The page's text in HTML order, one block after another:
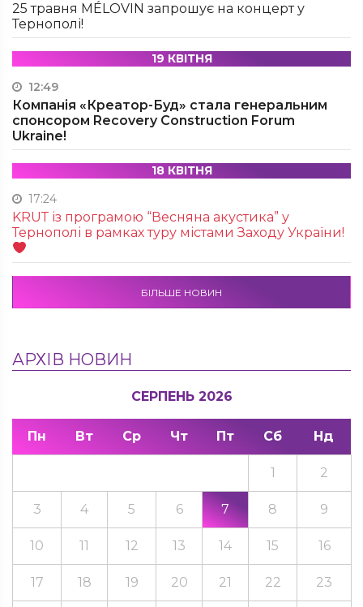
25 травня MÉLOVIN запрошує на концерт у
Тернополі!
19 КВІТНЯ
12:49
Компанія «Креатор-Буд» стала генеральним
спонсором Recovery Construction Forum
Ukraine!
18 КВІТНЯ
17:24
KRUТ із програмою “Весняна акустика” у
Тернополі в рамках туру містами Заходу України!
БІЛЬШЕ НОВИН
АРХІВ НОВИН
СЕРПЕНЬ 2026
Пн Вт Ср Чт Пт Сб Нд
1 2
3 4 5 6 7 8 9
10 11 12 13 14 15 16
17 18 19 20 21 22 23